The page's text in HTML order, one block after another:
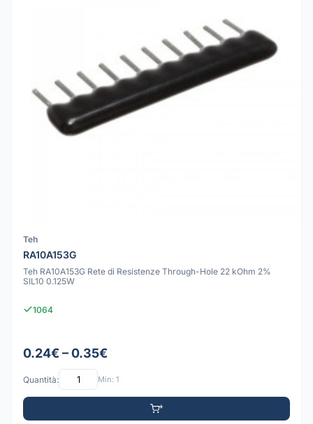
Teh
RA10A153G
Teh RA10A153G Rete di Resistenze Through-Hole 22 kOhm 2%
SIL10 0.125W
1064
0.24€ – 0.35€
Quantità: Min: 1